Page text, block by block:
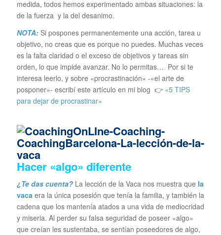
medida, todos hemos experimentado ambas situaciones: la
de la fuerza y la del desanimo.
NOTA: Si pospones permanentemente una acción, tarea u
objetivo, no creas que es porque no puedes. Muchas veces
es la falta claridad o el exceso de objetivos y tareas sin
orden, lo que impide avanzar. No lo permitas… Por si te
interesa leerlo, y sobre «procrastinación» -«el arte de
posponer»- escribí este artículo en mi blog 👉 «5 TIPS
para dejar de procrastinar»
Hacer «algo» diferente
¿Te das cuenta? La lección de la Vaca nos muestra que la
vacaera la única posesión que tenía la familia, y también la
cadena que los mantenía atados a una vida de mediocridad
y miseria. Al perder su falsa seguridad de poseer «algo»
que creían les sustentaba, se sentían poseedores de algo,